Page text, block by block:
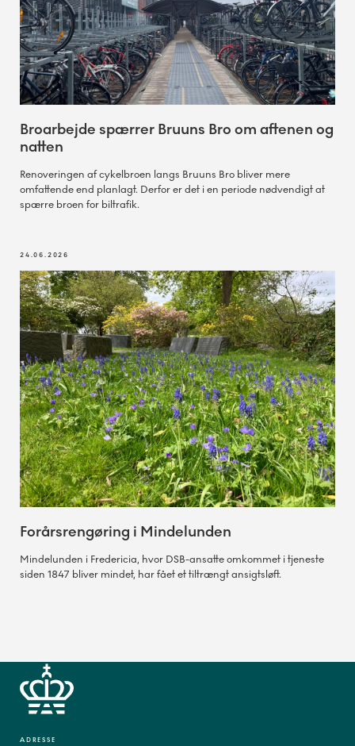
Broarbejde spærrer Bruuns Bro om aftenen og
natten
Renoveringen af cykelbroen langs Bruuns Bro bliver mere
omfattende end planlagt. Derfor er det i en periode nødvendigt at
spærre broen for biltrafik.
24.06.2026
Forårsrengøring i Mindelunden
Mindelunden i Fredericia, hvor DSB-ansatte omkommet i tjeneste
siden 1847 bliver mindet, har fået et tiltrængt ansigtsløft.
ADRESSE